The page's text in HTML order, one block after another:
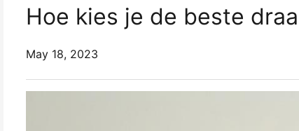
Hoe kies je de beste
May 18, 2023